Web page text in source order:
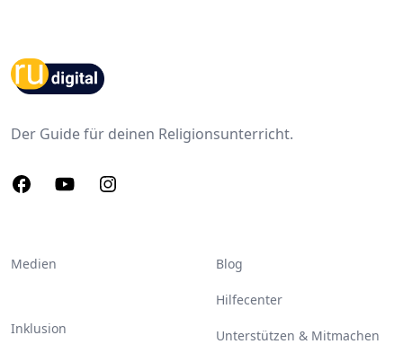
Footer
Der Guide für deinen Religionsunterricht.
FacebookYoutubeInstagram
Medien
Inklusion
Blog
Hilfecenter
Unterstützen & Mitmachen